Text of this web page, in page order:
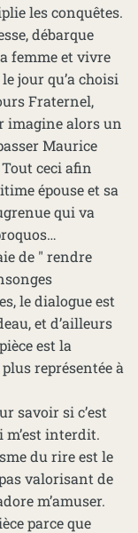
les conquêtes.
débarque
femme et vivre
jour qu’a choisi
Fraternel,
imagine alors un
Maurice
ceci afin
épouse et sa
qui va
de " rendre
le dialogue est
et d’ailleurs
est la
représentée à
savoir si c’est
interdit.
du rire est le
valorisant de
m’amuser.
parce que